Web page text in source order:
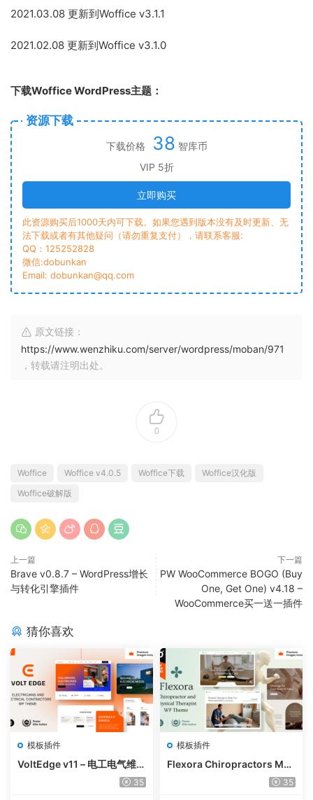
2021.03.08 更新到Woffice v3.1.1
2021.02.08 更新到Woffice v3.1.0
下载Woffice WordPress主题：
资源下载
下载价格 38 智库币
VIP 5折
立即购买
此资源购买后1000天内可下载。如果您遇到版本没有及时更新、无
法下载或者有其他疑问（请勿重复支付），请联系客服:
QQ：125252828
微信:dobunkan
Email: dobunkan@qq.com
原文链接：
https://www.wenzhiku.com/server/wordpress/moban/971
，转载请注明出处。
0
Woffice Woffice v4.0.5 Woffice下载
Woffice汉化版
Woffice破解版
上一篇
Brave v0.8.7 – WordPress增长
与转化引擎插件
下一篇
PW WooCommerce BOGO (Buy
One, Get One) v4.18 –
WooCommerce买一送一插件
猜你喜欢
模板插件
VoltEdge v11 – 电工电气维修
35
模板插件
Flexora Chiropractors Mes
sage and Physical Therapi
35